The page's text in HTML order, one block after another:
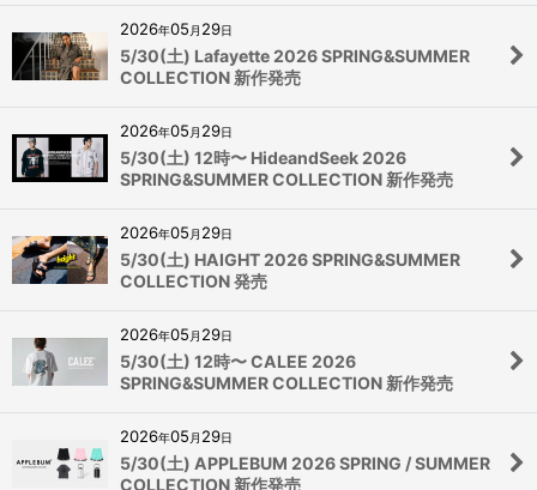
2026年05 月 29日
5/30(土) Lafayette 2026 SPRING&SUMMER
COLLECTION 新作発売
2026年05 月 29日
5/30(土) 12時〜 HideandSeek 2026
SPRING&SUMMER COLLECTION 新作発売
2026年05 月 29日
5/30(土) HAIGHT 2026 SPRING&SUMMER
COLLECTION 発売
2026年05 月 29日
5/30(土) 12時〜 CALEE 2026
SPRING&SUMMER COLLECTION 新作発売
2026年05 月 29日
5/30(土) APPLEBUM 2026 SPRING / SUMMER
COLLECTION 新作発売